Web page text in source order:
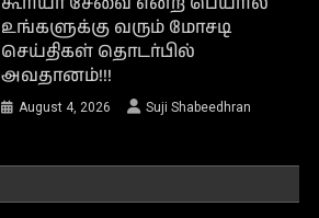
உங்களுக்கு வரும் மோசடி
செய்திகள் தொடர்பில்
அவதானம்!!!
August 4, 2026 Suji Shabeedhran